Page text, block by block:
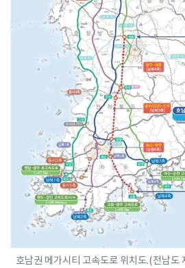
호남권 메가시티 고속도로 위치도.(전남도